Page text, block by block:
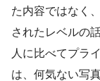
た内容ではなく
されたレベルの
人に比べてプラ
は、何気ない写